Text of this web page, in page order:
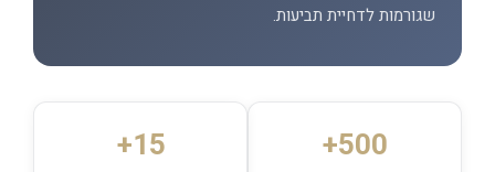
שגורמות לדחיית תביעות.
500+
15+